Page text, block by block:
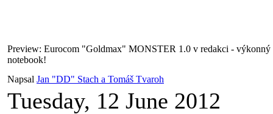
Preview: Eurocom "Goldmax" MONSTER 1.0 v redakci -
notebook!
Napsal Jan "DD" Stach a Tomáš Tvaroh
Tuesday, 12 June 2012